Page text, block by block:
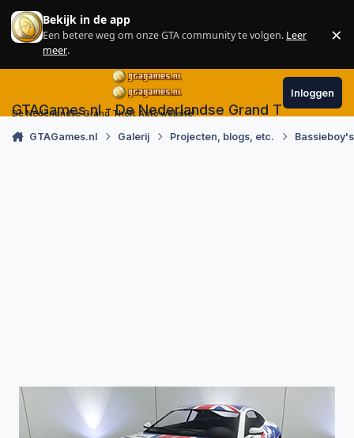
Skip to content
Bekijk in de app
Een betere weg om onze GTA community te volgen. Leer
meer.
×
GTAGames.nl - De Nederlandse Grand Theft Auto
De Nederlandse Grand Theft Auto website!
Inloggen
GTAGames.nl Galerij Projecten, blogs, etc.